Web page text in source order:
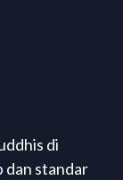
di
dan standar